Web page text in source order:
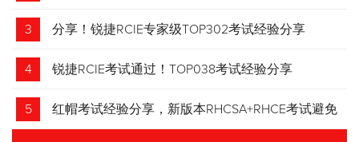
3 分享！锐捷RCIE专家级TOP302考试经验分享
4 锐捷RCIE考试通过！TOP038考试经验分享
5 红帽考试经验分享，新版本RHCSA+RHCE考试避免